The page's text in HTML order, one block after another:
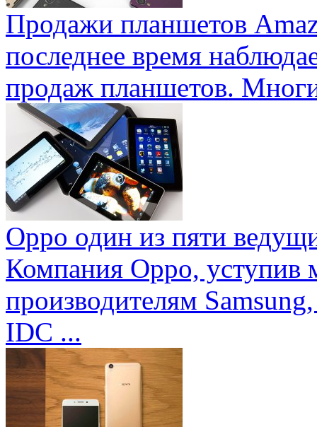
Продажи планшетов
последнее время
продаж планшетов.
Oppo один из пяти
Компания Oppo, уступив
производителям
IDC ...